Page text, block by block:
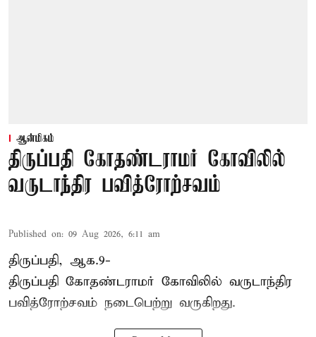
ஆன்மிகம்
திருப்பதி கோதண்டராமர் கோவிலில்
வருடாந்திர பவித்ரோற்சவம்
Published on: 09 Aug 2026, 6:11 am
திருப்பதி, ஆக.9-
திருப்பதி கோதண்டராமர் கோவிலில் வருடாந்திர
பவித்ரோற்சவம் நடைபெற்று வருகிறது.